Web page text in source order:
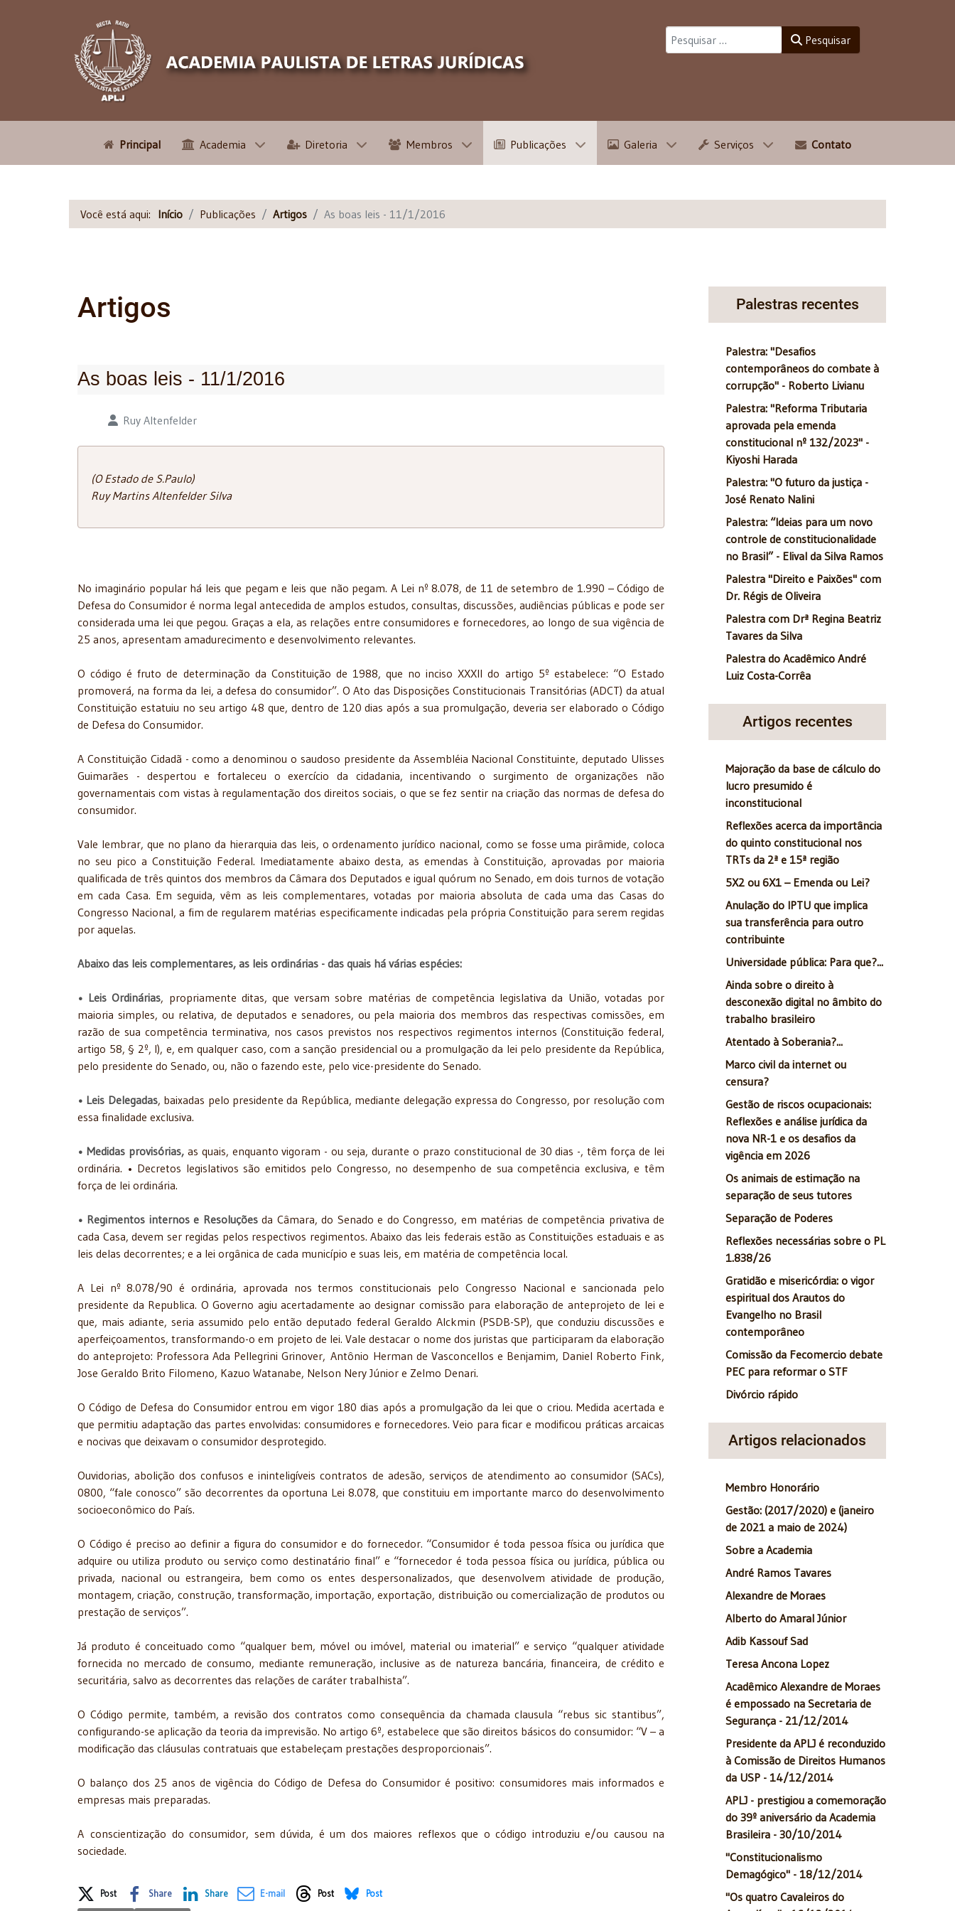
Pesquisar
Principal Academia Diretoria Membros Publicações Galeria Serviços Contato
Você está aqui: Início Publicações Artigos As boas leis - 11/1/2016
Artigos
As boas leis - 11/1/2016
Detalhes Ruy Altenfelder
(O Estado de S.Paulo)
Ruy Martins Altenfelder Silva
No imaginário popular há leis que pegam e leis que não pegam. A Lei nº 8.078, de 11 de setembro de 1.990 – Código de
Defesa do Consumidor é norma legal antecedida de amplos estudos, consultas, discussões, audiências públicas e pode ser
considerada uma lei que pegou. Graças a ela, as relações entre consumidores e fornecedores, ao longo de sua vigência de
25 anos, apresentam amadurecimento e desenvolvimento relevantes.
O código é fruto de determinação da Constituição de 1988, que no inciso XXXII do artigo 5º estabelece: “O Estado
promoverá, na forma da lei, a defesa do consumidor”. O Ato das Disposições Constitucionais Transitórias (ADCT) da atual
Constituição estatuiu no seu artigo 48 que, dentro de 120 dias após a sua promulgação, deveria ser elaborado o Código
de Defesa do Consumidor.
A Constituição Cidadã - como a denominou o saudoso presidente da Assembléia Nacional Constituinte, deputado Ulisses
Guimarães - despertou e fortaleceu o exercício da cidadania, incentivando o surgimento de organizações não
governamentais com vistas à regulamentação dos direitos sociais, o que se fez sentir na criação das normas de defesa do
consumidor.
Vale lembrar, que no plano da hierarquia das leis, o ordenamento jurídico nacional, como se fosse uma pirâmide, coloca
no seu pico a Constituição Federal. Imediatamente abaixo desta, as emendas à Constituição, aprovadas por maioria
qualificada de três quintos dos membros da Câmara dos Deputados e igual quórum no Senado, em dois turnos de votação
em cada Casa. Em seguida, vêm as leis complementares, votadas por maioria absoluta de cada uma das Casas do
Congresso Nacional, a fim de regularem matérias especificamente indicadas pela própria Constituição para serem regidas
por aquelas.
Abaixo das leis complementares, as leis ordinárias - das quais há várias espécies:
• Leis Ordinárias, propriamente ditas, que versam sobre matérias de competência legislativa da União, votadas por
maioria simples, ou relativa, de deputados e senadores, ou pela maioria dos membros das respectivas comissões, em
razão de sua competência terminativa, nos casos previstos nos respectivos regimentos internos (Constituição federal,
artigo 58, § 2º, I), e, em qualquer caso, com a sanção presidencial ou a promulgação da lei pelo presidente da República,
pelo presidente do Senado, ou, não o fazendo este, pelo vice-presidente do Senado.
• Leis Delegadas, baixadas pelo presidente da República, mediante delegação expressa do Congresso, por resolução com
essa finalidade exclusiva.
• Medidas provisórias,as quais, enquanto vigoram - ou seja, durante o prazo constitucional de 30 dias -, têm força de lei
ordinária. • Decretos legislativos são emitidos pelo Congresso, no desempenho de sua competência exclusiva, e têm
força de lei ordinária.
• Regimentos internos e Resoluçõesda Câmara, do Senado e do Congresso, em matérias de competência privativa de
cada Casa, devem ser regidas pelos respectivos regimentos. Abaixo das leis federais estão as Constituições estaduais e as
leis delas decorrentes; e a lei orgânica de cada município e suas leis, em matéria de competência local.
A Lei nº 8.078/90 é ordinária, aprovada nos termos constitucionais pelo Congresso Nacional e sancionada pelo
presidente da Republica. O Governo agiu acertadamente ao designar comissão para elaboração de anteprojeto de lei e
que, mais adiante, seria assumido pelo então deputado federal Geraldo Alckmin (PSDB-SP), que conduziu discussões e
aperfeiçoamentos, transformando-o em projeto de lei. Vale destacar o nome dos juristas que participaram da elaboração
do anteprojeto: Professora Ada Pellegrini Grinover,Antônio Herman de Vasconcellos e Benjamim, Daniel Roberto Fink,
Jose Geraldo Brito Filomeno, Kazuo Watanabe, Nelson Nery Júnior e Zelmo Denari.
O Código de Defesa do Consumidor entrou em vigor 180 dias após a promulgação da lei que o criou. Medida acertada e
que permitiu adaptação das partes envolvidas: consumidores e fornecedores. Veio para ficar e modificou práticas arcaicas
e nocivas que deixavam o consumidor desprotegido.
Ouvidorias, abolição dos confusos e ininteligíveis contratos de adesão, serviços de atendimento ao consumidor (SACs),
0800, “fale conosco” são decorrentes da oportuna Lei 8.078, que constituiu em importante marco do desenvolvimento
socioeconômico do País.
O Código é preciso ao definir a figura do consumidor e do fornecedor. “Consumidor é toda pessoa física ou jurídica que
adquire ou utiliza produto ou serviço como destinatário final” e “fornecedor é toda pessoa física ou jurídica, pública ou
privada, nacional ou estrangeira, bem como os entes despersonalizados, que desenvolvem atividade de produção,
montagem, criação, construção, transformação, importação, exportação, distribuição ou comercialização de produtos ou
prestação de serviços”.
Já produto é conceituado como “qualquer bem, móvel ou imóvel, material ou imaterial” e serviço “qualquer atividade
fornecida no mercado de consumo, mediante remuneração, inclusive as de natureza bancária, financeira, de crédito e
securitária, salvo as decorrentes das relações de caráter trabalhista”.
O Código permite, também, a revisão dos contratos como consequência da chamada clausula “rebus sic stantibus”,
configurando-se aplicação da teoria da imprevisão. No artigo 6º, estabelece que são direitos básicos do consumidor: “V – a
modificação das cláusulas contratuais que estabeleçam prestações desproporcionais”.
O balanço dos 25 anos de vigência do Código de Defesa do Consumidor é positivo: consumidores mais informados e
empresas mais preparadas.
Aconscientização do consumidor, sem dúvida, é um dos maiores reflexos que o código introduziu e/ou causou na
sociedade.
Share on Social Media
Post Share Share E-mail Post Post
Palestras recentes
Palestra: "Desafios
contemporâneos do combate à
corrupção" - Roberto Livianu
Palestra: "Reforma Tributaria
aprovada pela emenda
constitucional nº 132/2023" -
Kiyoshi Harada
Palestra: "O futuro da justiça -
José Renato Nalini
Palestra: “Ideias para um novo
controle de constitucionalidade
no Brasil” - Elival da Silva Ramos
Palestra "Direito e Paixões" com
Dr. Régis de Oliveira
Palestra com Drª Regina Beatriz
Tavares da Silva
Palestra do Acadêmico André
Luiz Costa-Corrêa
Artigos recentes
Majoração da base de cálculo do
lucro presumido é
inconstitucional
Reflexões acerca da importância
do quinto constitucional nos
TRTs da 2ª e 15ª região
5X2 ou 6X1 – Emenda ou Lei?
Anulação do IPTU que implica
sua transferência para outro
contribuinte
Universidade pública: Para que?...
Ainda sobre o direito à
desconexão digital no âmbito do
trabalho brasileiro
Atentado à Soberania?...
Marco civil da internet ou
censura?
Gestão de riscos ocupacionais:
Reflexões e análise jurídica da
nova NR-1 e os desafios da
vigência em 2026
Os animais de estimação na
separação de seus tutores
Separação de Poderes
Reflexões necessárias sobre o PL
1.838/26
Gratidão e misericórdia: o vigor
espiritual dos Arautos do
Evangelho no Brasil
contemporâneo
Comissão da Fecomercio debate
PEC para reformar o STF
Divórcio rápido
Artigos relacionados
Membro Honorário
Gestão: (2017/2020) e (janeiro
de 2021 a maio de 2024)
Sobre a Academia
André Ramos Tavares
Alexandre de Moraes
Alberto do Amaral Júnior
Adib Kassouf Sad
Teresa Ancona Lopez
Acadêmico Alexandre de Moraes
é empossado na Secretaria de
Segurança - 21/12/2014
Presidente da APLJ é reconduzido
à Comissão de Direitos Humanos
da USP - 14/12/2014
APLJ - prestigiou a comemoração
do 39º aniversário da Academia
Brasileira - 30/10/2014
"Constitucionalismo
Demagógico" - 18/12/2014
"Os quatro Cavaleiros do